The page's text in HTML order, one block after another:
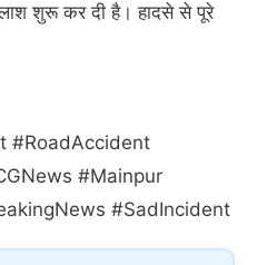
शुरू कर दी है। हादसे से पूरे
#RoadAccident
#Mainpur
#SadIncident